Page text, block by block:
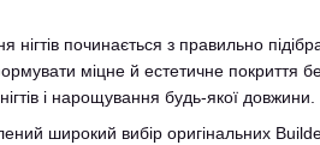
починається з правильно
міцне й естетичне покриття
і нарощування будь-якої довжини.
широкий вибір оригінальних